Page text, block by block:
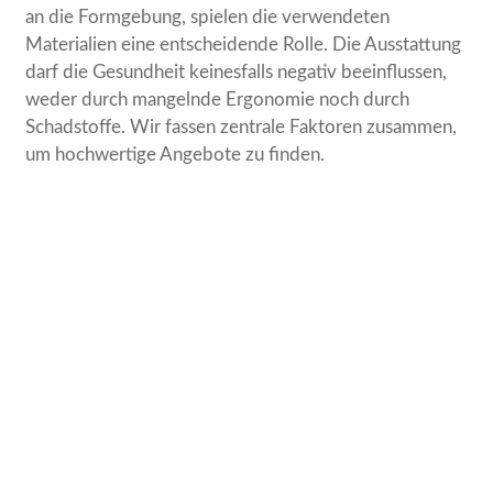
an die Formgebung, spielen die verwendeten
Materialien eine entscheidende Rolle. Die Ausstattung
darf die Gesundheit keinesfalls negativ beeinflussen,
weder durch mangelnde Ergonomie noch durch
Schadstoffe. Wir fassen zentrale Faktoren zusammen,
um hochwertige Angebote zu finden.